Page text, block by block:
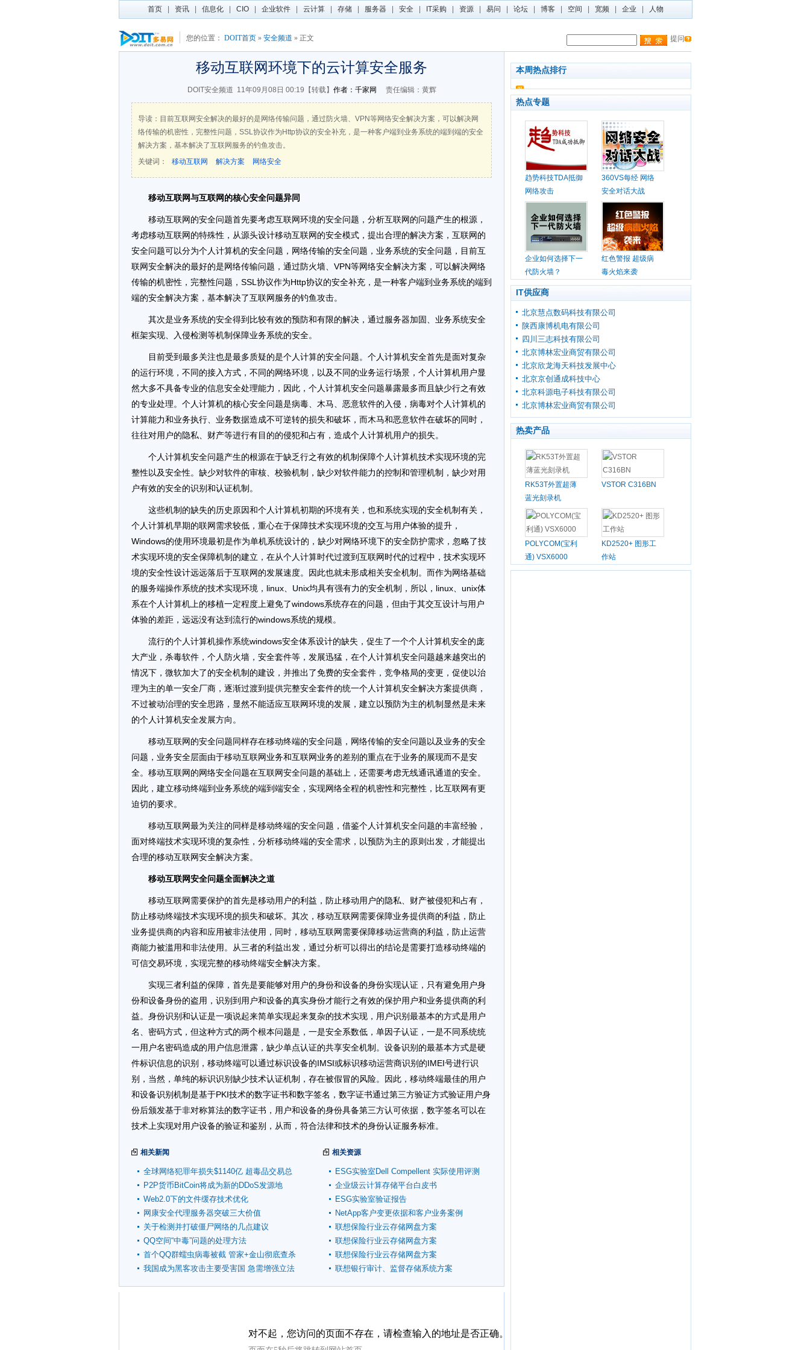
首页 资讯 信息化 CIO 企业软件 云计算 存储 服务器 安全 IT采购 资源 易问 论坛 博客 空间 宽频 企业 人物
您的位置： DOIT首页 » 安全频道 » 正文 提问
移动互联网环境下的云计算安全服务
DOIT安全频道 11年09月08日 00:19【转载】 作者：千家网 责任编辑：黄辉
导读：目前互联网安全解决的最好的是网络传输问题，通过防火墙、VPN等网络安全解决方案，可以解决网
络传输的机密性，完整性问题，SSL协议作为Http协议的安全补充，是一种客户端到业务系统的端到端的安全
解决方案，基本解决了互联网服务的钓鱼攻击。
关键词：
移动互联网 解决方案 网络安全
移动互联网与互联网的核心安全问题异同
移动互联网的安全问题首先要考虑互联网环境的安全问题，分析互联网的问题产生的根源，
考虑移动互联网的特殊性，从源头设计移动互联网的安全模式，提出合理的解决方案，互联网的
安全问题可以分为个人计算机的安全问题，网络传输的安全问题，业务系统的安全问题，目前互
联网安全解决的最好的是网络传输问题，通过防火墙、VPN等网络安全解决方案，可以解决网络
传输的机密性，完整性问题，SSL协议作为Http协议的安全补充，是一种客户端到业务系统的端到
端的安全解决方案，基本解决了互联网服务的钓鱼攻击。
其次是业务系统的安全得到比较有效的预防和有限的解决，通过服务器加固、业务系统安全
框架实现、入侵检测等机制保障业务系统的安全。
目前受到最多关注也是最多质疑的是个人计算的安全问题。个人计算机安全首先是面对复杂
的运行环境，不同的接入方式，不同的网络环境，以及不同的业务运行场景，个人计算机用户显
然大多不具备专业的信息安全处理能力，因此，个人计算机安全问题暴露最多而且缺少行之有效
的专业处理。个人计算机的核心安全问题是病毒、木马、恶意软件的入侵，病毒对个人计算机的
计算能力和业务执行、业务数据造成不可逆转的损失和破坏，而木马和恶意软件在破坏的同时，
往往对用户的隐私、财产等进行有目的的侵犯和占有，造成个人计算机用户的损失。
个人计算机安全问题产生的根源在于缺乏行之有效的机制保障个人计算机技术实现环境的完
整性以及安全性。缺少对软件的审核、校验机制，缺少对软件能力的控制和管理机制，缺少对用
户有效的安全的识别和认证机制。
这些机制的缺失的历史原因和个人计算机初期的环境有关，也和系统实现的安全机制有关，
个人计算机早期的联网需求较低，重心在于保障技术实现环境的交互与用户体验的提升，
Windows的使用环境最初是作为单机系统设计的，缺少对网络环境下的安全防护需求，忽略了技
术实现环境的安全保障机制的建立，在从个人计算时代过渡到互联网时代的过程中，技术实现环
境的安全性设计远远落后于互联网的发展速度。因此也就未形成相关安全机制。而作为网络基础
的服务端操作系统的技术实现环境，linux、Unix均具有强有力的安全机制，所以，linux、unix体
系在个人计算机上的移植一定程度上避免了windows系统存在的问题，但由于其交互设计与用户
体验的差距，远远没有达到流行的windows系统的规模。
流行的个人计算机操作系统windows安全体系设计的缺失，促生了一个个人计算机安全的庞
大产业，杀毒软件，个人防火墙，安全套件等，发展迅猛，在个人计算机安全问题越来越突出的
情况下，微软加大了的安全机制的建设，并推出了免费的安全套件，竞争格局的变更，促使以治
理为主的单一安全厂商，逐渐过渡到提供完整安全套件的统一个人计算机安全解决方案提供商，
不过被动治理的安全思路，显然不能适应互联网环境的发展，建立以预防为主的机制显然是未来
的个人计算机安全发展方向。
移动互联网的安全问题同样存在移动终端的安全问题，网络传输的安全问题以及业务的安全
问题，业务安全层面由于移动互联网业务和互联网业务的差别的重点在于业务的展现而不是安
全。移动互联网的网络安全问题在互联网安全问题的基础上，还需要考虑无线通讯通道的安全。
因此，建立移动终端到业务系统的端到端安全，实现网络全程的机密性和完整性，比互联网有更
迫切的要求。
移动互联网最为关注的同样是移动终端的安全问题，借鉴个人计算机安全问题的丰富经验，
面对终端技术实现环境的复杂性，分析移动终端的安全需求，以预防为主的原则出发，才能提出
合理的移动互联网安全解决方案。
移动互联网安全问题全面解决之道
移动互联网需要保护的首先是移动用户的利益，防止移动用户的隐私、财产被侵犯和占有，
防止移动终端技术实现环境的损失和破坏。其次，移动互联网需要保障业务提供商的利益，防止
业务提供商的内容和应用被非法使用，同时，移动互联网需要保障移动运营商的利益，防止运营
商能力被滥用和非法使用。从三者的利益出发，通过分析可以得出的结论是需要打造移动终端的
可信交易环境，实现完整的移动终端安全解决方案。
实现三者利益的保障，首先是要能够对用户的身份和设备的身份实现认证，只有避免用户身
份和设备身份的盗用，识别到用户和设备的真实身份才能行之有效的保护用户和业务提供商的利
益。身份识别和认证是一项说起来简单实现起来复杂的技术实现，用户识别最基本的方式是用户
名、密码方式，但这种方式的两个根本问题是，一是安全系数低，单因子认证，一是不同系统统
一用户名密码造成的用户信息泄露，缺少单点认证的共享安全机制。设备识别的最基本方式是硬
件标识信息的识别，移动终端可以通过标识设备的IMSI或标识移动运营商识别的IMEI号进行识
别，当然，单纯的标识识别缺少技术认证机制，存在被假冒的风险。因此，移动终端最佳的用户
和设备识别机制是基于PKI技术的数字证书和数字签名，数字证书通过第三方验证方式验证用户身
份后颁发基于非对称算法的数字证书，用户和设备的身份具备第三方认可依据，数字签名可以在
技术上实现对用户设备的验证和鉴别，从而，符合法律和技术的身份认证服务标准。
相关新闻
全球网络犯罪年损失$1140亿 超毒品交易总
额
P2P货币BitCoin将成为新的DDoS发源地
Web2.0下的文件缓存技术优化
网康安全代理服务器突破三大价值
关于检测并打破僵尸网络的几点建议
QQ空间“中毒”问题的处理方法
首个QQ群蠕虫病毒被截 管家+金山彻底查杀
我国成为黑客攻击主要受害国 急需增强立法
相关资源
ESG实验室Dell Compellent 实际使用评测
企业级云计算存储平台白皮书
ESG实验室验证报告
NetApp客户变更依据和客户业务案例
联想保险行业云存储网盘方案
联想保险行业云存储网盘方案
联想保险行业云存储网盘方案
联想银行审计、监督存储系统方案
本周热点排行
热点专题
趋势科技TDA抵御
网络攻击
360VS每经 网络
安全对话大战
企业如何选择下一
代防火墙？
红色警报 超级病
毒火焰来袭
IT供应商
北京慧点数码科技有限公司
陕西康博机电有限公司
四川三志科技有限公司
北京博林宏业商贸有限公司
北京欣龙海天科技发展中心
北京京创通成科技中心
北京科源电子科技有限公司
北京博林宏业商贸有限公司
热卖产品
RK53T外置超薄
蓝光刻录机
VSTOR C316BN
POLYCOM(宝利
通) VSX6000
KD2520+ 图形工
作站